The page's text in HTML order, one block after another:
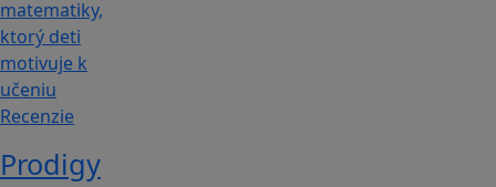
Recenzie
Prodigy